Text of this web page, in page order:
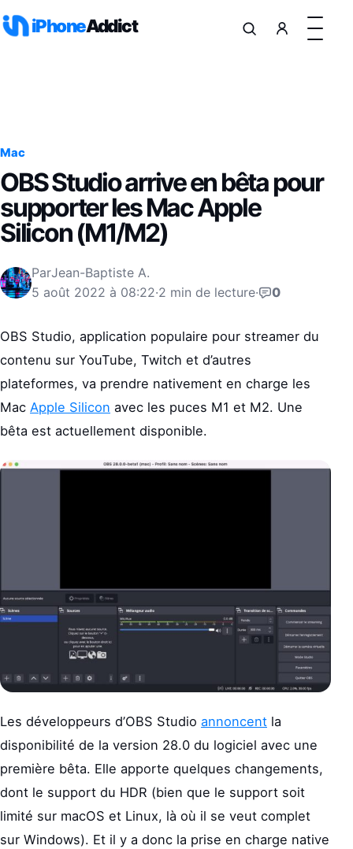
iPhoneAddict
Mac
OBS Studio arrive en bêta pour
supporter les Mac Apple
Silicon (M1/M2)
ParJean-Baptiste A.
5 août 2022 à 08:22·2 min de lecture· 0
OBS Studio, application populaire pour streamer du
contenu sur YouTube, Twitch et d’autres
plateformes, va prendre nativement en charge les
Mac Apple Silicon avec les puces M1 et M2. Une
bêta est actuellement disponible.
Les développeurs d’OBS Studio annoncent la
disponibilité de la version 28.0 du logiciel avec une
première bêta. Elle apporte quelques changements,
dont le support du HDR (bien que le support soit
limité sur macOS et Linux, là où il se veut complet
sur Windows). Et il y a donc la prise en charge native